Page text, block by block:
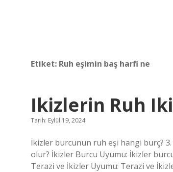
Etiket: Ruh eşimin baş harfi ne
Ikizlerin Ruh
Tarih: Eylül 19, 2024
İkizler burcunun ruh eşi hangi burç?
olur? İkizler Burcu Uyumu: İkizler
Terazi ve İkizler Uyumu: Terazi ve